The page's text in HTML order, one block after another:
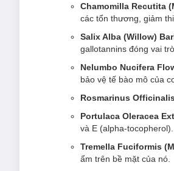
Chamomilla Recutita
các tổn thương, giảm
Salix Alba (Willow)
gallotannins đóng vai
Nelumbo Nucifera
bảo vệ tế bào mô của
Rosmarinus
Portulaca Oleracea
và E (alpha-tocopherol).
Tremella Fuciformis
ẩm trên bề mặt của nó.